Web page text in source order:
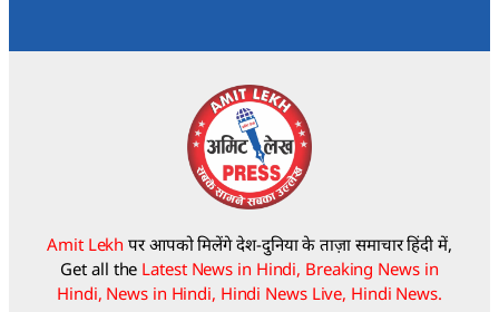
Amit Lekh पर आपको मिलेंगे देश-दुनिया के ताज़ा समाचार हिंदी में,
Get all the Latest News in Hindi, Breaking News in
Hindi, News in Hindi, Hindi News Live, Hindi News.